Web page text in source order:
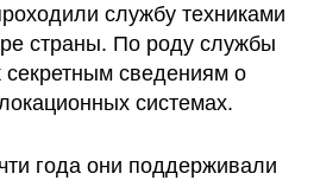
службу техниками
страны. По роду службы
секретным сведениям о
системах.
года они поддерживали